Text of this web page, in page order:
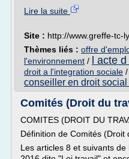
Lire la suite
Site : http://www.greffe-tc-
Thèmes liés : offre
l'environnement / l acte
droit a l'integration sociale /
conseiller en droit
Comités (Droit du
COMITES (DROIT DU
Définition de Comités (Droit
Les articles 8 et suivants